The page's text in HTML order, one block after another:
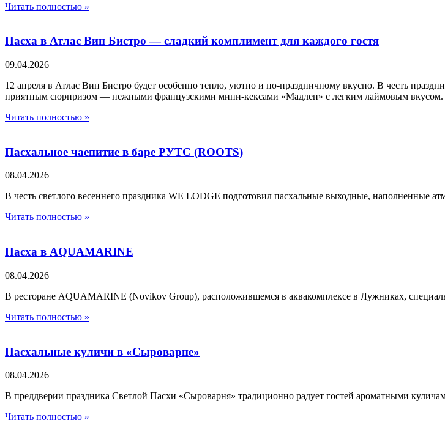
Читать полностью »
Пасха в Атлас Вин Бистро — сладкий комплимент для каждого гостя
09.04.2026
12 апреля в Атлас Вин Бистро будет особенно тепло, уютно и по-праздничному вкусно. В честь
приятным сюрпризом — нежными французскими мини-кексами «Мадлен» с легким лаймовым вкусом.
Читать полностью »
Пасхальное чаепитие в баре РУТС (ROOTS)
08.04.2026
В честь светлого весеннего праздника WE LODGE подготовил пасхальные выходные, наполненные
Читать полностью »
Пасха в AQUAMARINE
08.04.2026
В ресторане AQUAMARINE (Novikov Group), расположившемся в аквакомплексе в Лужниках,
Читать полностью »
Пасхальные куличи в «Сыроварне»
08.04.2026
В преддверии праздника Светлой Пасхи «Сыроварня» традиционно радует гостей ароматными
Читать полностью »